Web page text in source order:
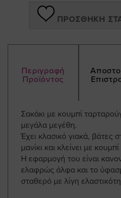
ΠΡΟΣΘΉΚΗ
Περιγραφή
Προϊόντος
Σακάκι με κουμπί
μεγάλα μεγέθη.
Έχει κλασικό γιακά, βάτες
μανίκι και κλείνει με
Η εφαρμογή του είναι
ελαφρώς άλφα και το
σταθερό με λίγη